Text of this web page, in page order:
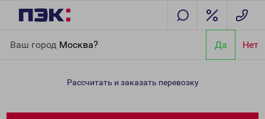
Ваш город Москва? Да Нет
(Весьегонский р-н)
Рассчитать и заказать перевозку